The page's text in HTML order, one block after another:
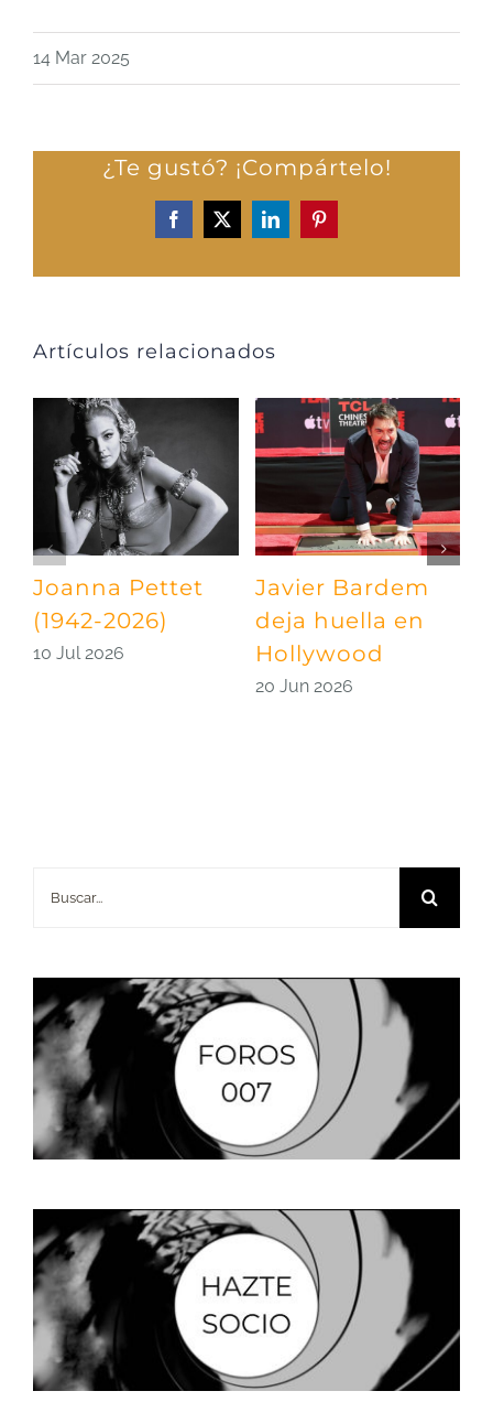
14 Mar 2025
¿Te gustó? ¡Compártelo!
Facebook
X LinkedInPinterest
Artículos relacionados
Joanna Pettet
(1942-2026)
10 Jul 2026
Javier Bardem
deja huella en
Hollywood
20 Jun 2026